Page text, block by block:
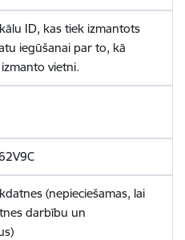
ID, kas tiek izmantots
iegūšanai par to, kā
vietni.
(nepieciešamas, lai
darbību un